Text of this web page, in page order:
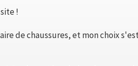
!
de chaussures, et mon choix